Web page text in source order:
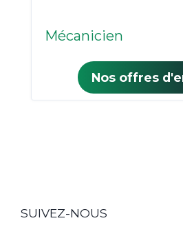
Mécanicien
Nos offres
SUIVEZ-NOUS